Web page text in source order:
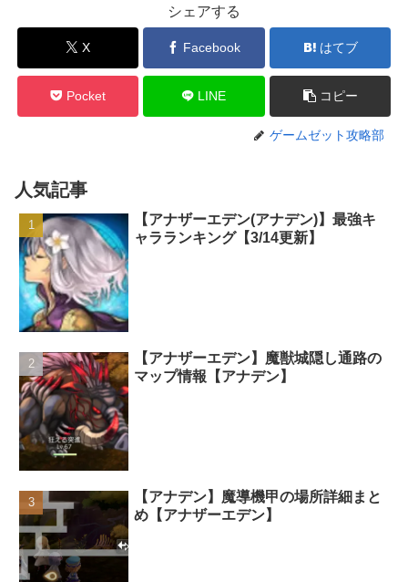
シェアする
X Facebook はてブ
Pocket LINE コピー
ゲームゼット攻略部
人気記事
【アナザーエデン(アナデン)】最強キ
ャラランキング【3/14更新】
【アナザーエデン】魔獣城隠し通路の
マップ情報【アナデン】
【アナデン】魔導機甲の場所詳細まと
め【アナザーエデン】